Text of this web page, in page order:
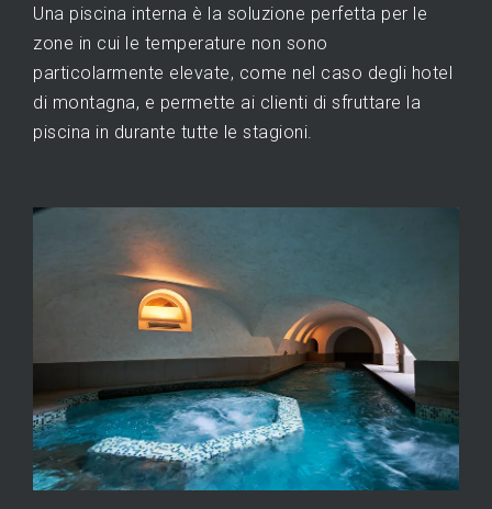
Una piscina interna è la soluzione perfetta per le
zone in cui le temperature non sono
particolarmente elevate, come nel caso degli hotel
di montagna, e permette ai clienti di sfruttare la
piscina in durante tutte le stagioni.